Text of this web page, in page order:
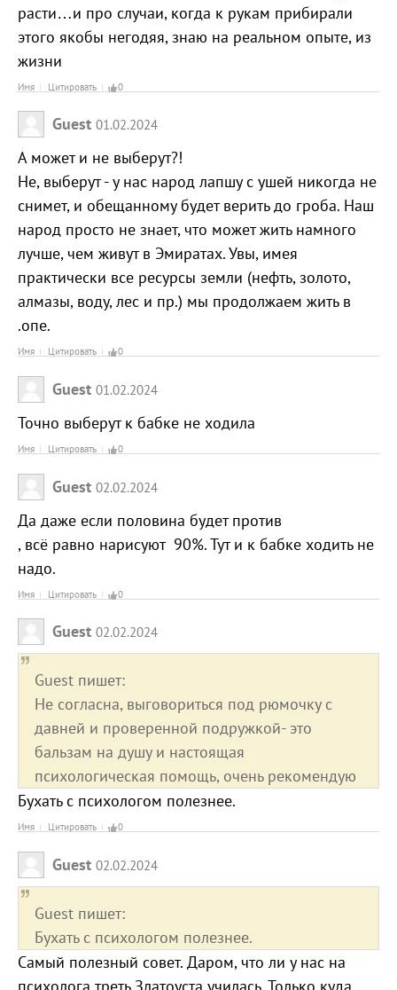
расти…и про случаи, когда к рукам прибирали
этого якобы негодяя, знаю на реальном опыте, из
жизни
Имя Цитировать 0
Guest 01.02.2024
А может и не выберут?!
Не, выберут - у нас народ лапшу с ушей никогда не
снимет, и обещанному будет верить до гроба. Наш
народ просто не знает, что может жить намного
лучше, чем живут в Эмиратах. Увы, имея
практически все ресурсы земли (нефть, золото,
алмазы, воду, лес и пр.) мы продолжаем жить в
.опе.
Имя Цитировать 0
Guest 01.02.2024
Точно выберут к бабке не ходила
Имя Цитировать 0
Guest 02.02.2024
Да даже если половина будет против
, всё равно нарисуют 90%. Тут и к бабке ходить не
надо.
Имя Цитировать 0
Guest 02.02.2024
Guest пишет:
Не согласна, выговориться под рюмочку с
давней и проверенной подружкой- это
бальзам на душу и настоящая
психологическая помощь, очень рекомендую
Бухать с психологом полезнее.
Имя Цитировать 0
Guest 02.02.2024
Guest пишет:
Бухать с психологом полезнее.
Самый полезный совет. Даром, что ли у нас на
психолога треть Златоуста училась. Только куда